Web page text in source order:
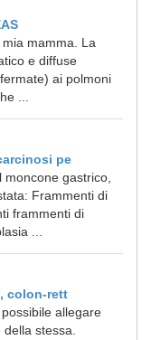
mamma. La
e diffuse
ai polmoni
...
pe
gastrico,
Frammenti di
frammenti di
...
colon-rett
allegare
stessa.